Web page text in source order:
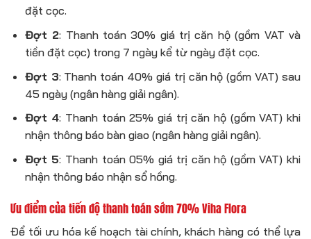
đặt cọc.
Đợt 2: Thanh toán 30% giá trị căn hộ (gồm VAT và
tiền đặt cọc) trong 7 ngày kể từ ngày đặt cọc.
Đợt 3: Thanh toán 40% giá trị căn hộ (gồm VAT) sau
45 ngày (ngân hàng giải ngân).
Đợt 4: Thanh toán 25% giá trị căn hộ (gồm VAT) khi
nhận thông báo bàn giao (ngân hàng giải ngân).
Đợt 5: Thanh toán 05% giá trị căn hộ (gồm VAT) khi
nhận thông báo nhận sổ hồng.
Ưu điểm của tiến độ thanh toán sớm 70% Viha Flora
Để tối ưu hóa kế hoạch tài chính, khách hàng có thể lựa